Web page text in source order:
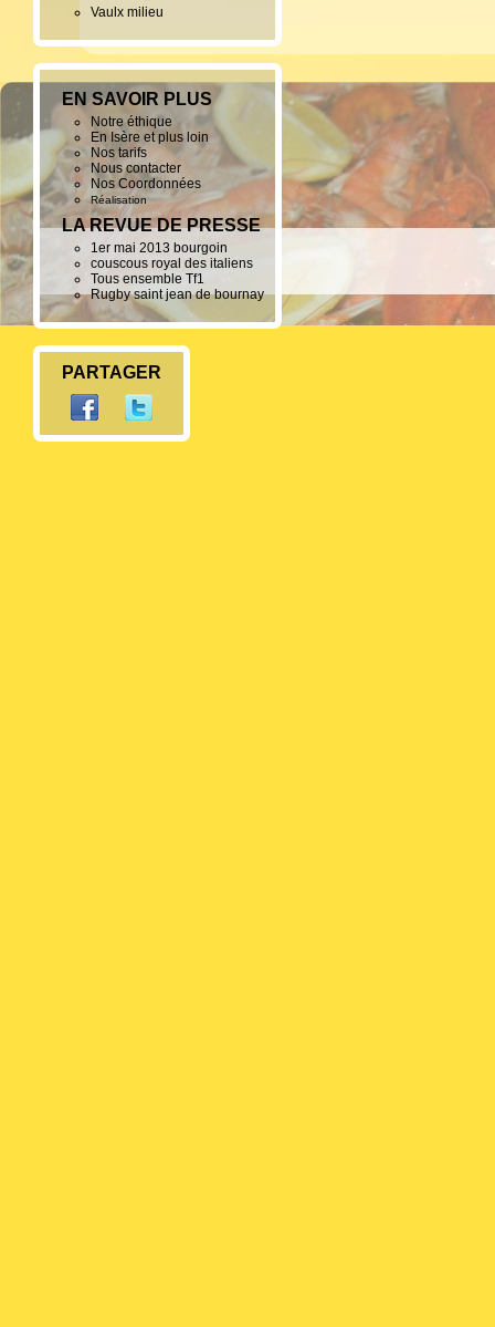
Vaulx milieu
EN SAVOIR PLUS
Notre éthique
En Isère et plus loin
Nos tarifs
Nous contacter
Nos Coordonnées
Réalisation
LA REVUE DE PRESSE
1er mai 2013 bourgoin
couscous royal des italiens
Tous ensemble Tf1
Rugby saint jean de bournay
PARTAGER